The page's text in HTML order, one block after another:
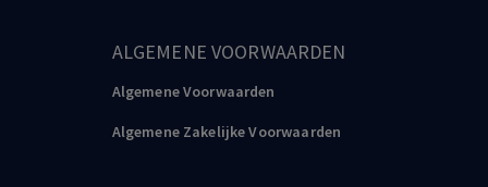
ALGEMENE VOORWAARDEN
Algemene Voorwaarden
Algemene Zakelijke Voorwaarden